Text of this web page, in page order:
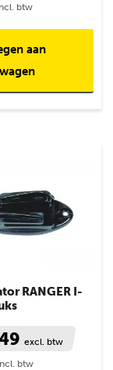
btw
aan
RANGER I-
excl. btw
btw